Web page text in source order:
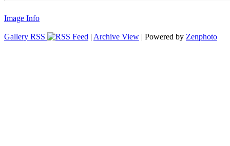
Image Info
Gallery RSS | Archive View | Powered by Zenphoto